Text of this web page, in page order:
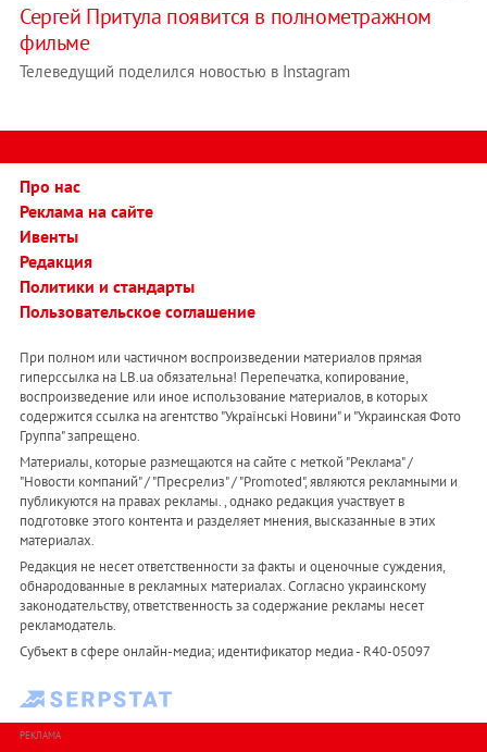
Сергей Притула появится в полнометражном
фильме
Телеведущий поделился новостью в Instagram
Про нас
Реклама на сайте
Ивенты
Редакция
Политики и стандарты
Пользовательское соглашение
При полном или частичном воспроизведении материалов прямая
гиперссылка на LB.ua обязательна! Перепечатка, копирование,
воспроизведение или иное использование материалов, в которых
содержится ссылка на агентство "Українськi Новини" и "Украинская Фото
Группа" запрещено.
Материалы, которые размещаются на сайте с меткой "Реклама" /
"Новости компаний" / "Пресрелиз" / "Promoted", являются рекламными и
публикуются на правах рекламы. , однако редакция участвует в
подготовке этого контента и разделяет мнения, высказанные в этих
материалах.
Редакция не несет ответственности за факты и оценочные суждения,
обнародованные в рекламных материалах. Согласно украинскому
законодательству, ответственность за содержание рекламы несет
рекламодатель.
Субъект в сфере онлайн-медиа; идентификатор медиа - R40-05097
РЕКЛАМА